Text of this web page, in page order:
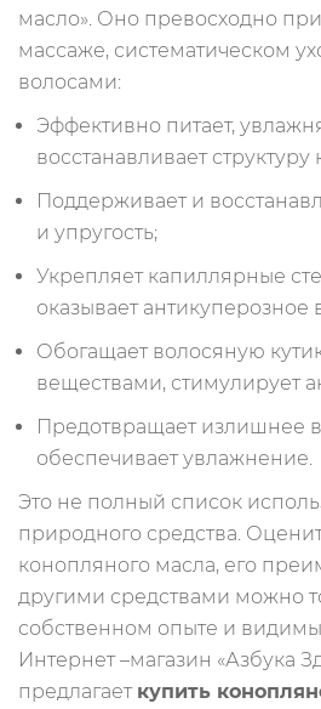
масло». Оно превосходно
массаже, систематическом
волосами:
Эффективно питает,
восстанавливает структуру
Поддерживает и
и упругость;
Укрепляет капиллярные
оказывает антикуперозное
Обогащает волосяную
веществами, стимулирует
Предотвращает излишнее
обеспечивает увлажнение.
Это не полный список
природного средства.
конопляного масла, его
другими средствами можно
собственном опыте и
Интернет –магазин «Азбука
предлагает купить